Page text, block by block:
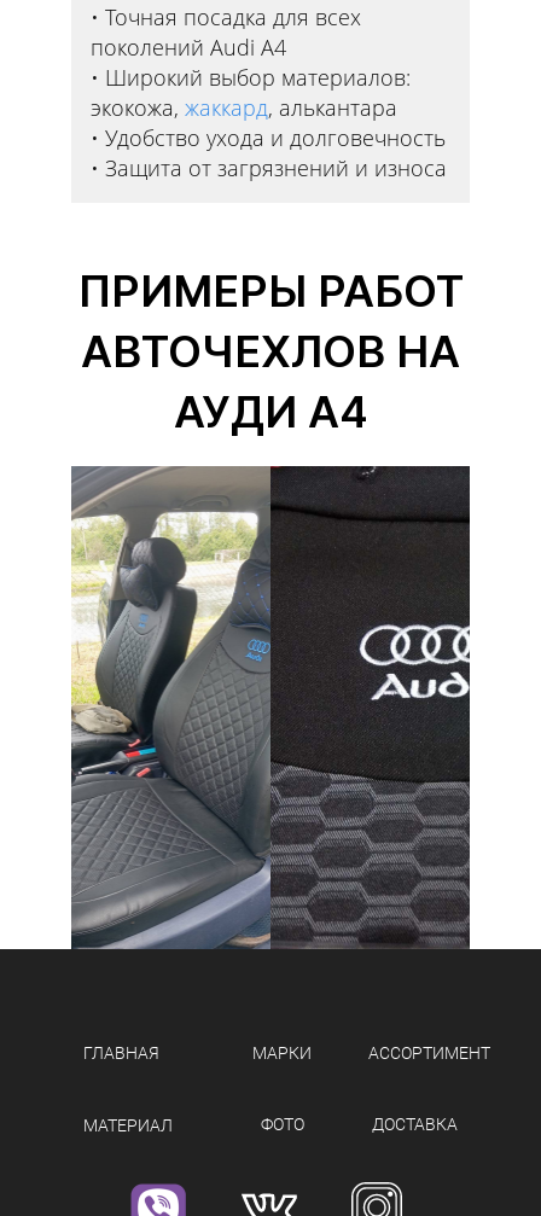
Точная посадка для всех
поколений Audi A4
Широкий выбор материалов:
экокожа, жаккард, алькантара
Удобство ухода и долговечность
Защита от загрязнений и износа
ПРИМЕРЫ РАБОТ
АВТОЧЕХЛОВ НА
АУДИ А4
ГЛАВНАЯ
МАТЕРИАЛ
МАРКИ
ФОТО
АССОРТИМЕНТ
ДОСТАВКА